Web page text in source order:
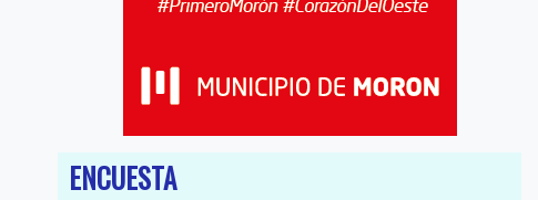
ENCUESTA